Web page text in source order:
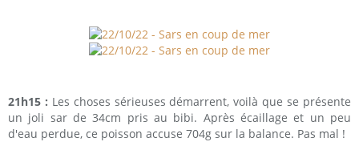
21h15 : Les choses sérieuses démarrent, voilà que se présente
un joli sar de 34cm pris au bibi. Après écaillage et un peu
d'eau perdue, ce poisson accuse 704g sur la balance. Pas mal !